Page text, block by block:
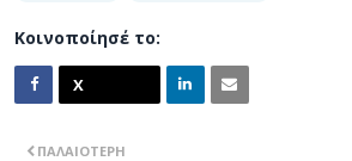
Κοινοποίησέ το:
ΠΑΛΑΙΌΤΕΡΗ